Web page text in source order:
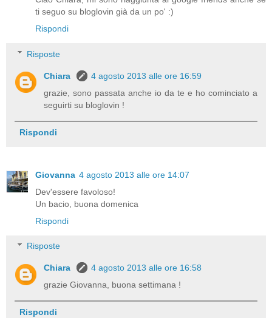
ti seguo su bloglovin già da un po' :)
Rispondi
Risposte
Chiara
4 agosto 2013 alle ore 16:59
grazie, sono passata anche io da te e ho cominciato a
seguirti su bloglovin !
Rispondi
Giovanna 4 agosto 2013 alle ore 14:07
Dev'essere favoloso!
Un bacio, buona domenica
Rispondi
Risposte
Chiara
4 agosto 2013 alle ore 16:58
grazie Giovanna, buona settimana !
Rispondi